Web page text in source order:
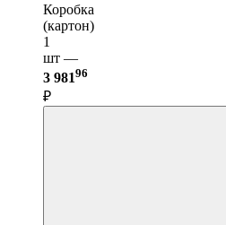
Коробка
(картон)
1
шт —
3 98196
₽